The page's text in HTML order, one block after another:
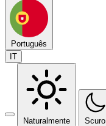
Português
IT
Naturalmente Scuro